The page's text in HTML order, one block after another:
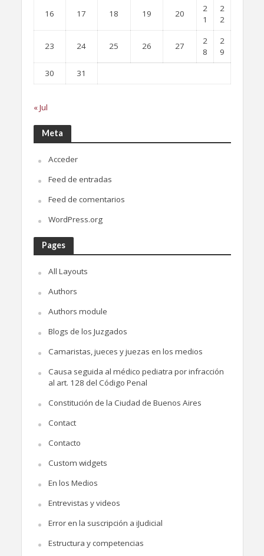
16 17 18 19 20
2
1
2
2
23 24 25 26 27
2
8
2
9
30
31
« Jul
Meta
Acceder
Feed de entradas
Feed de comentarios
WordPress.org
Pages
All Layouts
Authors
Authors module
Blogs de los Juzgados
Camaristas, jueces y juezas en los medios
Causa seguida al médico pediatra por infracción
al art. 128 del Código Penal
Constitución de la Ciudad de Buenos Aires
Contact
Contacto
Custom widgets
En los Medios
Entrevistas y videos
Error en la suscripción a iJudicial
Estructura y competencias